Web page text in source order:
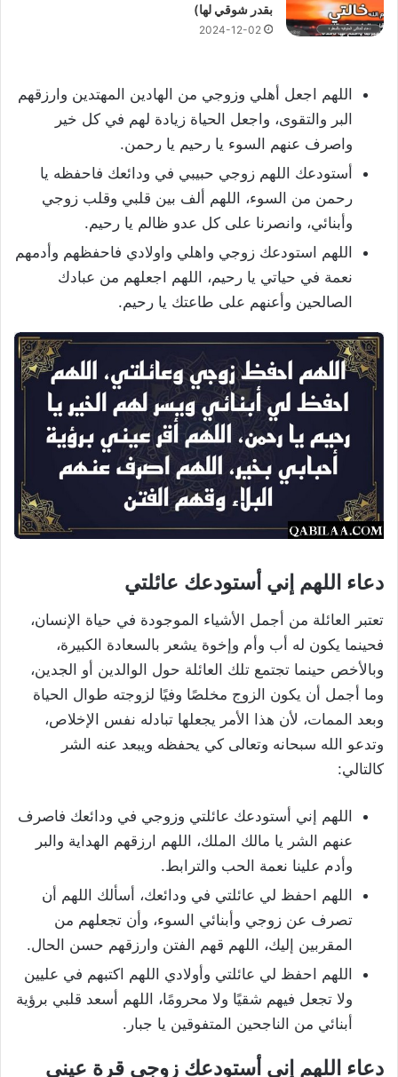
بقدر شوقي لها)
2024-12-02
اللهم اجعل أهلي وزوجي من الهادين المهتدين وارزقهم
البر والتقوى، واجعل الحياة زيادة لهم في كل خير
واصرف عنهم السوء يا رحيم يا رحمن.
أستودعك اللهم زوجي حبيبي في ودائعك فاحفظه يا
رحمن من السوء، اللهم ألف بين قلبي وقلب زوجي
وأبنائي، وانصرنا على كل عدو ظالم يا رحيم.
اللهم استودعك زوجي واهلي واولادي فاحفظهم وأدمهم
نعمة في حياتي يا رحيم، اللهم اجعلهم من عبادك
الصالحين وأعنهم على طاعتك يا رحيم.
دعاء اللهم إني أستودعك عائلتي
تعتبر العائلة من أجمل الأشياء الموجودة في حياة الإنسان،
فحينما يكون له أب وأم وإخوة يشعر بالسعادة الكبيرة،
وبالأخص حينما تجتمع تلك العائلة حول الوالدين أو الجدين،
وما أجمل أن يكون الزوج مخلصًا وفيًا لزوجته طوال الحياة
وبعد الممات، لأن هذا الأمر يجعلها تبادله نفس الإخلاص،
وتدعو الله سبحانه وتعالى كي يحفظه ويبعد عنه الشر
كالتالي:
اللهم إني أستودعك عائلتي وزوجي في ودائعك فاصرف
عنهم الشر يا مالك الملك، اللهم ارزقهم الهداية والبر
وأدم علينا نعمة الحب والترابط.
اللهم احفظ لي عائلتي في ودائعك، أسألك اللهم أن
تصرف عن زوجي وأبنائي السوء، وأن تجعلهم من
المقربين إليك، اللهم قهم الفتن وارزقهم حسن الحال.
اللهم احفظ لي عائلتي وأولادي اللهم اكتبهم في عليين
ولا تجعل فيهم شقيًا ولا محرومًا، اللهم أسعد قلبي برؤية
أبنائي من الناجحين المتفوقين يا جبار.
دعاء اللهم إني أستودعك زوجي قرة عيني